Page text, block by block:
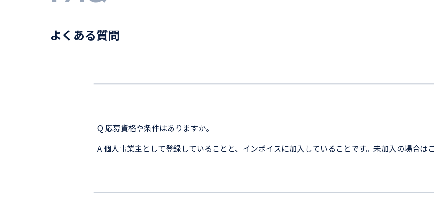
よくある質問
Q 応募資格や条件はありますか。
A 個人事業主として登録していることと、インボイスに加入していることです。未加入の場合は